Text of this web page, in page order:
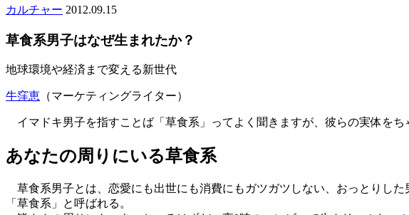
カルチャー 2012.09.15
草食系男子はなぜ生まれたか？
地球環境や経済まで変える新世代
牛窪恵 （マーケティングライター）
イマドキ男子を指すことば「草食系」ってよく聞きますが、彼らの実体を
あなたの周りにいる草食系
草食系男子とは、恋愛にも出世にも消費にもガツガツしない、おっとりし
「草食系」と呼ばれる。